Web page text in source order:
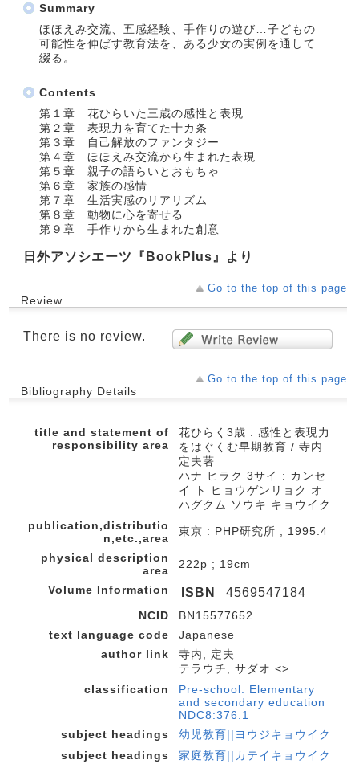
Summary
ほほえみ交流、五感経験、手作りの遊び…子どもの
可能性を伸ばす教育法を、ある少女の実例を通して
綴る。
Contents
第１章 花ひらいた三歳の感性と表現
第２章 表現力を育てた十カ条
第３章 自己解放のファンタジー
第４章 ほほえみ交流から生まれた表現
第５章 親子の語らいとおもちゃ
第６章 家族の感情
第７章 生活実感のリアリズム
第８章 動物に心を寄せる
第９章 手作りから生まれた創意
日外アソシエーツ『BookPlus』より
Go to the top of this page
Review
There is no review.
Go to the top of this page
Bibliography Details
title and statement of
responsibility area
花ひらく3歳 : 感性と表現力
をはぐくむ早期教育 / 寺内
定夫著
ハナ ヒラク 3サイ : カンセ
イ ト ヒョウゲンリョク オ
ハグクム ソウキ キョウイク
publication,distributio
n,etc.,area
東京 : PHP研究所 , 1995.4
physical description
area
222p ; 19cm
Volume Information
ISBN 4569547184
NCID
BN15577652
text language code
Japanese
author link
寺内, 定夫
テラウチ, サダオ <>
classification
Pre-school. Elementary
and secondary education
NDC8:376.1
subject headings
幼児教育||ヨウジキョウイク
subject headings
家庭教育||カテイキョウイク